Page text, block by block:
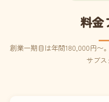
料金
創業一期目は年間180,000円〜
サブス